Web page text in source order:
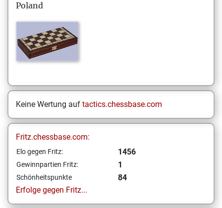
Poland
Keine Wertung auf tactics.chessbase.com
Fritz.chessbase.com:
Elo gegen Fritz: 1456
Gewinnpartien Fritz: 1
Schönheitspunkte
84
Erfolge gegen Fritz...